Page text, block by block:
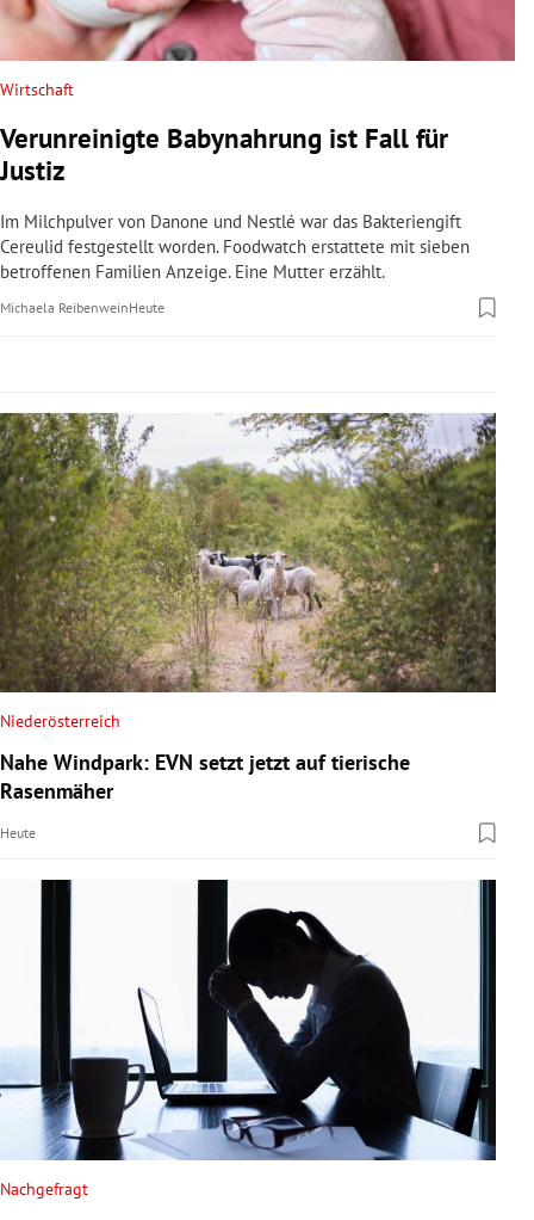
Untermenü
Untermenü
Untermenü
Untermenü
Untermenü
Untermenü
Untermenü
Wirtschaft
Verunreinigte Babynahrung ist Fall für
Justiz
Im Milchpulver von Danone und Nestlé war das Bakteriengift
Cereulid festgestellt worden. Foodwatch erstattete mit sieben
betroffenen Familien Anzeige. Eine Mutter erzählt.
Michaela ReibenweinHeute
Niederösterreich
Nahe Windpark: EVN setzt jetzt auf tierische
Rasenmäher
Heute
Nachgefragt